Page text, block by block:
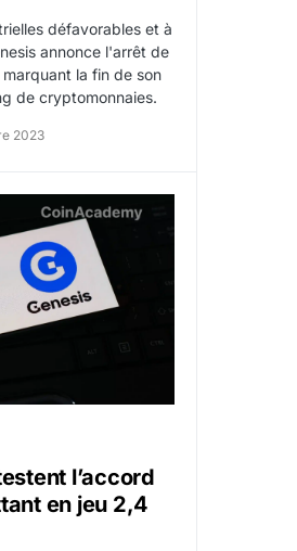
défavorables et à
annonce l'arrêt de
la fin de son
de cryptomonnaies.
2023
l’accord Genesis – DCG, mettant
l’accord
en jeu 2,4